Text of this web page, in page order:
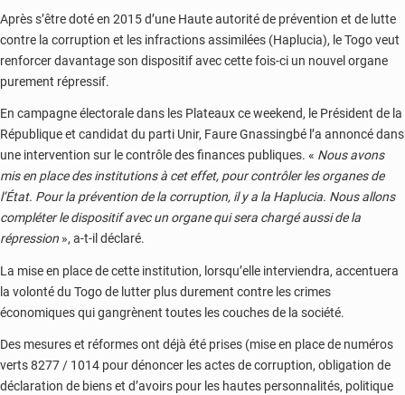
Après s’être doté en 2015 d’une Haute autorité de prévention et de lutte
contre la corruption et les infractions assimilées (Haplucia), le Togo veut
renforcer davantage son dispositif avec cette fois-ci un nouvel organe
purement répressif.
En campagne électorale dans les Plateaux ce weekend, le Président de la
République et candidat du parti Unir, Faure Gnassingbé l’a annoncé dans
une intervention sur le contrôle des finances publiques. « Nous avons
mis en place des institutions à cet effet, pour contrôler les organes de
l’État. Pour la prévention de la corruption, il y a la Haplucia. Nous allons
compléter le dispositif avec un organe qui sera chargé aussi de la
répression », a-t-il déclaré.
La mise en place de cette institution, lorsqu’elle interviendra, accentuera
la volonté du Togo de lutter plus durement contre les crimes
économiques qui gangrènent toutes les couches de la société.
Des mesures et réformes ont déjà été prises (mise en place de numéros
verts 8277 / 1014 pour dénoncer les actes de corruption, obligation de
déclaration de biens et d’avoirs pour les hautes personnalités, politique